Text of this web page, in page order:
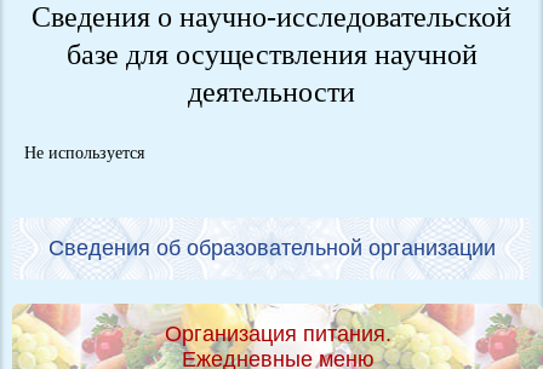
Сведения о научно-исследовательской
базе для осуществления научной
деятельности
Не используется
Сведения об образовательной организации
Организация питания.
Ежедневные меню